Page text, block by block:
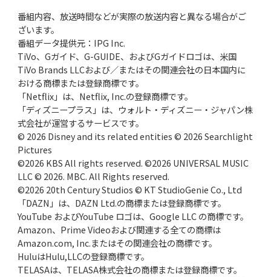
番組内容、放送時間などが実際の放送内容と異なる場合がご
ざいます。
番組データ提供元：IPG Inc.
TiVo、Gガイド、G-GUIDE、およびGガイドロゴは、米国
TiVo Brands LLCおよび／またはその関連会社の日本国内に
おける商標または登録商標です。
「Netflix」は、Netflix, Inc.の登録商標です。
「ディズニープラス」は、ウォルト・ディズニー・ジャパン株
式会社が運営するサービスです。
© 2026 Disney and its related entities © 2026 Searchlight
Pictures
©2026 KBS All rights reserved. ©2026 UNIVERSAL MUSIC
LLC © 2026. MBC. All Rights reserved.
©2026 20th Century Studios © KT StudioGenie Co., Ltd
「DAZN」は、DAZN Ltd.の商標または登録商標です。
YouTube およびYouTube ロゴは、Google LLC の商標です。
Amazon、Prime Videoおよび関連する全ての商標は
Amazon.com, Inc.またはその関連会社の商標です。
HuluはHulu,LLCの登録商標です。
TELASAは、TELASA株式会社の商標または登録商標です。